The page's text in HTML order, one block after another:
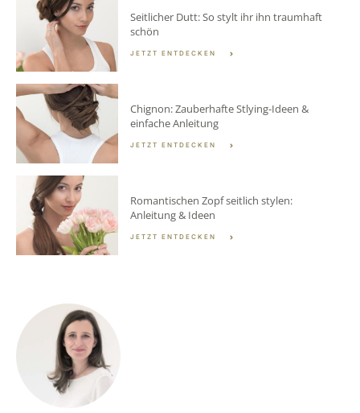
Seitlicher Dutt: So stylt ihr ihn traumhaft
schön
JETZT ENTDECKEN
Chignon: Zauberhafte Stlying-Ideen &
einfache Anleitung
JETZT ENTDECKEN
Romantischen Zopf seitlich stylen:
Anleitung & Ideen
JETZT ENTDECKEN